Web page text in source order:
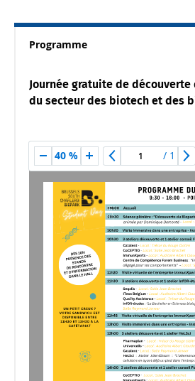
Programme
Journée gratuite de
du secteur des biotech et des
40 % / 1